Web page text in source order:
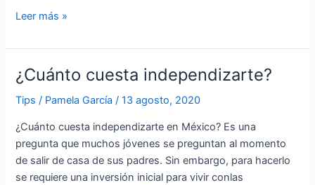
Leer más »
¿Cuánto cuesta independizarte?
Tips / Pamela García/13 agosto, 2020
¿Cuánto cuesta independizarte en México? Es una
pregunta que muchos jóvenes se preguntan al momento
de salir de casa de sus padres. Sin embargo, para hacerlo
se requiere una inversión inicial para vivir conlas
¿Cuánto
independizarte?